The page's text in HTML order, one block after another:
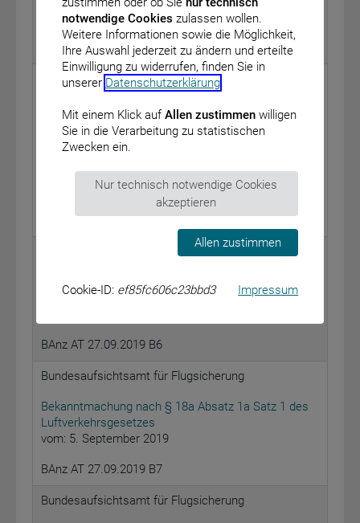
vom: 11. September 2019
BAnz AT 27.09.2019 B4
Bundeskriminalamt
Bekanntmachung eines Feststellungsbescheides
nach § 2 Absatz 5 in Verbindung mit § 48 Absatz 3
des Waffengesetzes (WaffG) zur waffenrechtlichen
Geräte – Modell „TA435“
vom: 11. September 2019
BAnz AT 27.09.2019 B5
Bundesprüfstelle für jugendgefährdende Medien
Bekanntmachung Nr. 9/2019 über
jugendgefährdende Trägermedien
BAnz AT 27.09.2019 B6
Bundesaufsichtsamt für Flugsicherung
Bekanntmachung nach § 18a Absatz 1a Satz 1 des
Luftverkehrsgesetzes
vom: 5. September 2019
BAnz AT 27.09.2019 B7
Bundesaufsichtsamt für Flugsicherung
notwendige Cookies zulassen wollen.
Weitere Informationen sowie die Möglichkeit,
Ihre Auswahl jederzeit zu ändern und erteilte
Einwilligung zu widerrufen, finden Sie in
unserer Datenschutzerklärung.
Mit einem Klick auf Allen zustimmenwilligen
Sie in die Verarbeitung zu statistischen
Zwecken ein.
Nur technisch notwendige Cookies
akzeptieren
Allen zustimmen
Cookie-ID: ef85fc606c23bbd3 Impressum